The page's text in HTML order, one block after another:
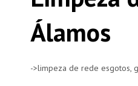
Álamos
->limpeza de rede esgotos,